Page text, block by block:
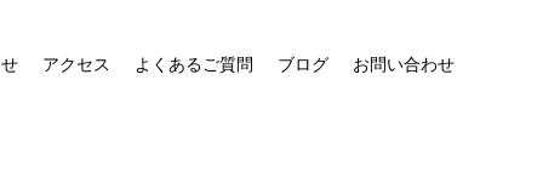
アクセス よくあるご質問 ブログ お問い合わせ